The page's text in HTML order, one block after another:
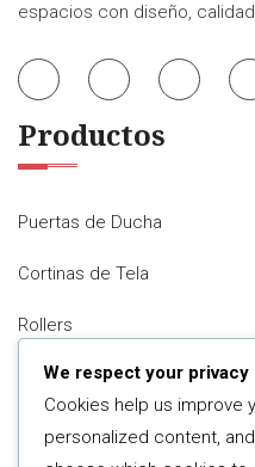
espacios con diseño,
Productos
Puertas de Ducha
Cortinas de Tela
Rollers
Persianas y Stores
We respect your privacy
Cookies help us improve
personalized content,